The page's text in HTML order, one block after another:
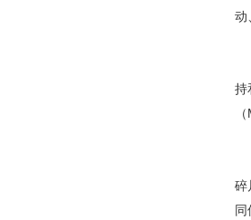
动
持
碎